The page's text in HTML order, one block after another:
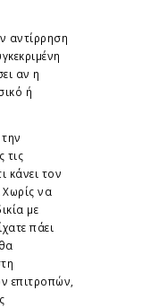
αντίρρηση
αν η
ή
τις
κάνει τον
να
με
πάει
επιτροπών,